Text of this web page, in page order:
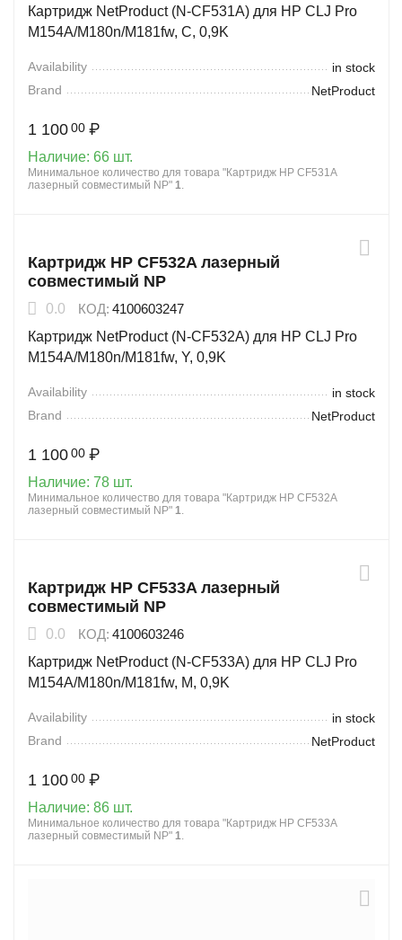
Картридж NetProduct (N-CF531A) для HP CLJ Pro
M154A/M180n/M181fw, C, 0,9K
Availability
in stock
Brand
NetProduct
1 100 00 ₽
Наличие: 66 шт.
Минимальное количество для товара "Картридж HP CF531A
лазерный совместимый NP" 1.
Картридж HP CF532A лазерный
совместимый NP
0.0 КОД: 4100603247
Картридж NetProduct (N-CF532A) для HP CLJ Pro
M154A/M180n/M181fw, Y, 0,9K
Availability
in stock
Brand
NetProduct
1 100 00 ₽
Наличие: 78 шт.
Минимальное количество для товара "Картридж HP CF532A
лазерный совместимый NP" 1.
Картридж HP CF533A лазерный
совместимый NP
0.0 КОД: 4100603246
Картридж NetProduct (N-CF533A) для HP CLJ Pro
M154A/M180n/M181fw, M, 0,9K
Availability
in stock
Brand
NetProduct
1 100 00 ₽
Наличие: 86 шт.
Минимальное количество для товара "Картридж HP CF533A
лазерный совместимый NP" 1.